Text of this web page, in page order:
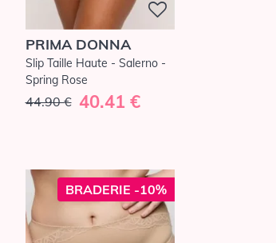
PRIMA DONNA
Slip Taille Haute - Salerno -
Spring Rose
44.90 € 40.41 €
BRADERIE -10%